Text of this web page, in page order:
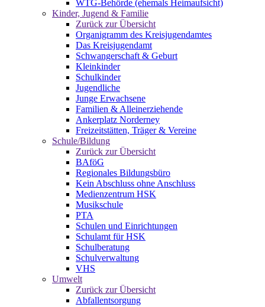
WTG-Behörde (ehemals Heimaufsicht)
Kinder, Jugend & Familie
Zurück zur Übersicht
Organigramm des Kreisjugendamtes
Das Kreisjugendamt
Schwangerschaft & Geburt
Kleinkinder
Schulkinder
Jugendliche
Junge Erwachsene
Familien & Alleinerziehende
Ankerplatz Norderney
Freizeitstätten, Träger & Vereine
Schule/Bildung
Zurück zur Übersicht
BAföG
Regionales Bildungsbüro
Kein Abschluss ohne Anschluss
Medienzentrum HSK
Musikschule
PTA
Schulen und Einrichtungen
Schulamt für HSK
Schulberatung
Schulverwaltung
VHS
Umwelt
Zurück zur Übersicht
Abfallentsorgung